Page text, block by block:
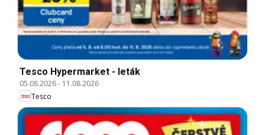
Tesco Hypermarket - leták
05.08.2026- 11.08.2026
Tesco